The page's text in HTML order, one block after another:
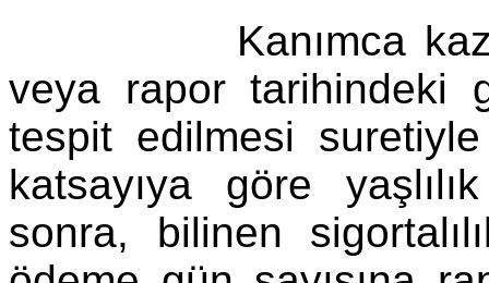
Kanımca
veya rapor tarihindeki
tespit edilmesi
katsayıya göre
sonra, bilinen